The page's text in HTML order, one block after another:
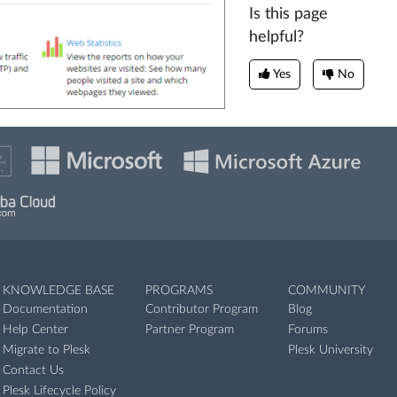
Is this page
helpful?
Yes No
KNOWLEDGE BASE
Documentation
Help Center
Migrate to Plesk
Contact Us
Plesk Lifecycle Policy
PROGRAMS
Contributor Program
Partner Program
COMMUNITY
Blog
Forums
Plesk University